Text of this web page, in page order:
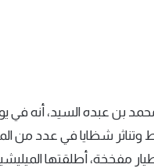
عن سقوط وتناثر شظايا في عدد
أطلقتها الميليشيا